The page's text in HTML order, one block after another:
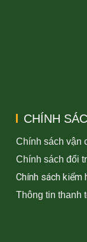
CHÍNH
Chính sách vận
Chính sách đổi
Chính sách kiểm
Thông tin thanh